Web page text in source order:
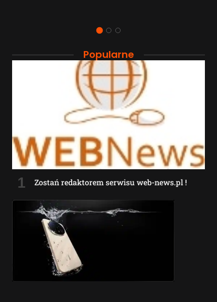
Popularne
Zostań redaktorem serwisu web-news.pl !